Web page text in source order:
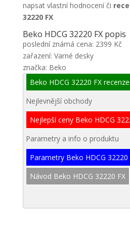
napsat vlastní hodnocení či
32220 FX
Beko HDCG 32220 FX popis
poslední známá cena: 2399 Kč
zařazení: Varné desky
značka: Beko
Beko HDCG 32220 FX recenze
Nejlevnější obchody
Nejlepší ceny Beko HDCG
Parametry a info o produktu
Parametry Beko HDCG 32220
Návod Beko HDCG 32220 FX